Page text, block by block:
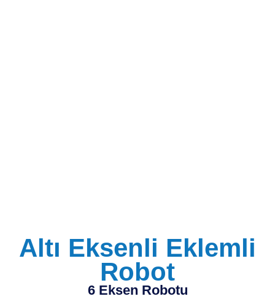
Altı Eksenli Eklemli
Robot
6 Eksen Robotu